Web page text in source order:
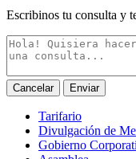
Escribinos tu consulta y
Cancelar Enviar
Tarifario
Divulgación de
Gobierno